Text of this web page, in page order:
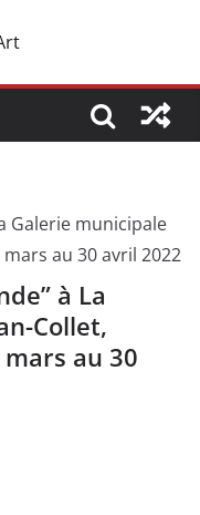
à La
Collet,
au 30